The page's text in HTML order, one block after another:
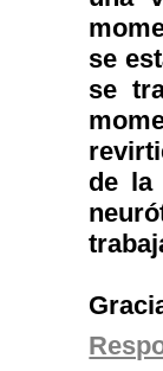
se
se
de la